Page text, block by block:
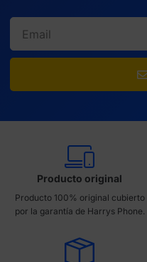
Producto original
Producto 100% original cubierto
por la garantía de Harrys Phone.